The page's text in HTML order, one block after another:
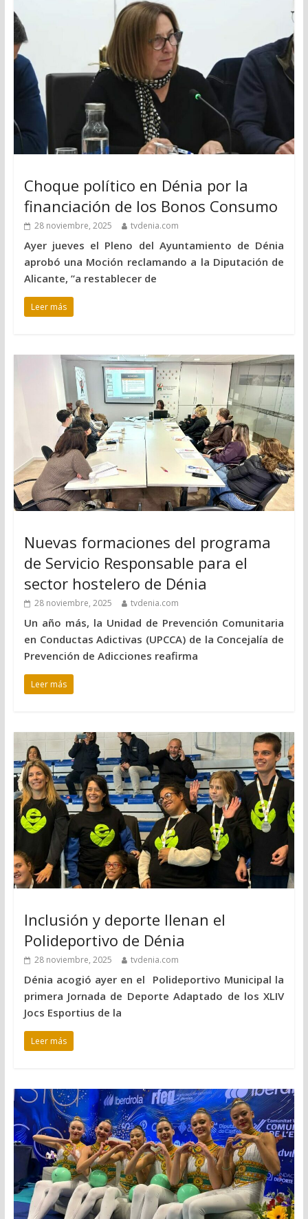
Choque político en Dénia por la
financiación de los Bonos Consumo
28 noviembre, 2025 tvdenia.com
Ayer jueves el Pleno del Ayuntamiento de Dénia
aprobó una Moción reclamando a la Diputación de
Alicante, ”a restablecer de
Leer más
Nuevas formaciones del programa
de Servicio Responsable para el
sector hostelero de Dénia
28 noviembre, 2025 tvdenia.com
Un año más, la Unidad de Prevención Comunitaria
en Conductas Adictivas (UPCCA) de la Concejalía de
Prevención de Adicciones reafirma
Leer más
Inclusión y deporte llenan el
Polideportivo de Dénia
28 noviembre, 2025 tvdenia.com
Dénia acogió ayer en el Polideportivo Municipal la
primera Jornada de Deporte Adaptado de los XLIV
Jocs Esportius de la
Leer más